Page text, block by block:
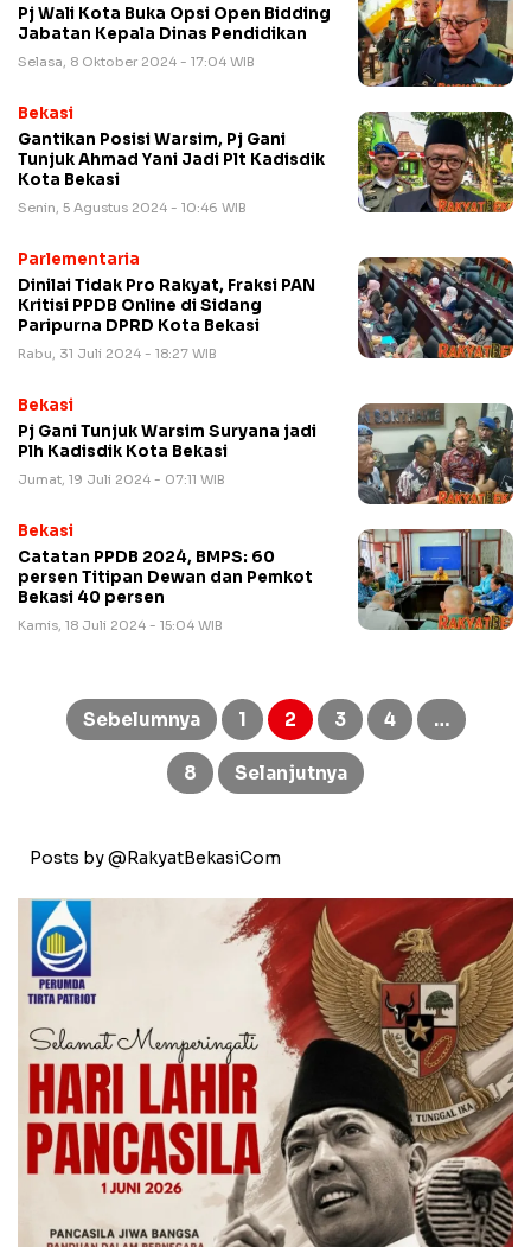
Pj Wali Kota Buka Opsi Open Bidding
Jabatan Kepala Dinas Pendidikan
Selasa, 8 Oktober 2024 - 17:04 WIB
Bekasi
Gantikan Posisi Warsim, Pj Gani
Tunjuk Ahmad Yani Jadi Plt Kadisdik
Kota Bekasi
Senin, 5 Agustus 2024 - 10:46 WIB
Parlementaria
Dinilai Tidak Pro Rakyat, Fraksi PAN
Kritisi PPDB Online di Sidang
Paripurna DPRD Kota Bekasi
Rabu, 31 Juli 2024 - 18:27 WIB
Bekasi
Pj Gani Tunjuk Warsim Suryana jadi
Plh Kadisdik Kota Bekasi
Jumat, 19 Juli 2024 - 07:11 WIB
Bekasi
Catatan PPDB 2024, BMPS: 60
persen Titipan Dewan dan Pemkot
Bekasi 40 persen
Kamis, 18 Juli 2024 - 15:04 WIB
Paginasi
posSebelumnya 1 2 3 4 …
8 Selanjutnya
Posts by @RakyatBekasiCom